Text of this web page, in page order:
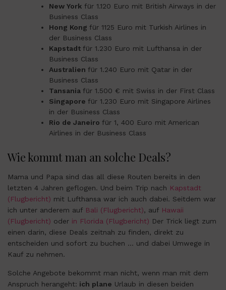
New York für 1.120 Euro mit British Airways in der
Business Class
Hong Kong für 1125 Euro mit Turkish Airlines in
der Business Class
Kapstadt für 1.230 Euro mit Lufthansa in der
Business Class
Australien für 1.240 Euro mit Qatar in der
Business Class
Tansania für 1.500 € mit Swiss in der First Class
Singapore für 1.230 Euro mit Singapore Airlines
in der Business Class
Rio de Janeiro für 1, 400 Euro mit American
Airlines in der Business Class
Wie kommt man an solche Deals?
Mama und Papa sind das all diese Routen bereits in den
letzten 4 Jahren geflogen. Und beim Trip nach Kapstadt
(Flugbericht) mit Lufthansa war ich auch dabei. Seitdem war
ich unter anderem auf Bali (Flugbericht), auf Hawaii
(Flugbericht) oder in Florida (Flugbericht) Der Trick liegt zum
einen darin, diese Deals zeitnah zu finden, direkt zu
entscheiden und sofort zu buchen … und dabei Umwege in
Kauf zu nehmen.
Solche Angebote bekommt man nicht, wenn man mit dem
Anspruch herangeht: ich plane Urlaub in diesen beiden